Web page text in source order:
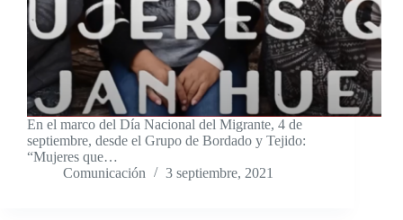
En el marco del Día Nacional del Migrante, 4 de
septiembre, desde el Grupo de Bordado y Tejido:
“Mujeres que…
Comunicación
3 septiembre, 2021